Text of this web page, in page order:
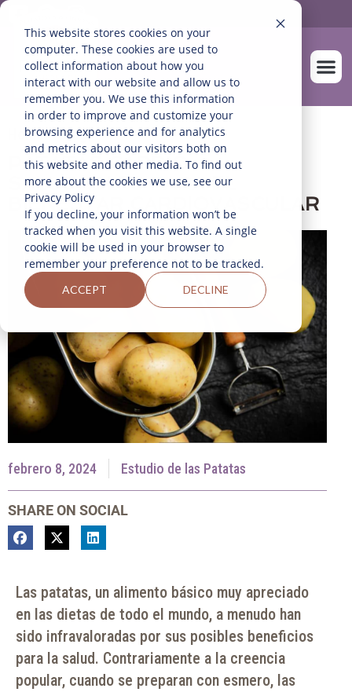
This website stores cookies on your
computer. These cookies are used to
collect information about how you
interact with our website and allow us to
remember you. We use this information
in order to improve and customize your
browsing experience and for analytics
and metrics about our visitors both on
this website and other media. To find out
more about the cookies we use, see our
Privacy Policy
If you decline, your information won’t be
tracked when you visit this website. A single
cookie will be used in your browser to
remember your preference not to be tracked.
ACCEPT DECLINE
Home>Blog
PATATAS CARDIO-
SALUDABLES PARA EL
BIENESTAR CARDIOVASCULAR
febrero 8, 2024 Estudio de las Patatas
SHARE ON SOCIAL
Las patatas, un alimento básico muy apreciado
en las dietas de todo el mundo, a menudo han
sido infravaloradas por sus posibles beneficios
para la salud. Contrariamente a la creencia
popular, cuando se preparan con esmero, las